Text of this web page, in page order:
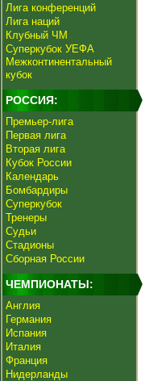
Лига конференций
Лига наций
Клубный ЧМ
Суперкубок УЕФА
Межконтинентальный
кубок
РОССИЯ:
Премьер-лига
Первая лига
Вторая лига
Кубок России
Календарь
Бомбардиры
Суперкубок
Тренеры
Судьи
Стадионы
Сборная России
ЧЕМПИОНАТЫ:
Англия
Германия
Испания
Италия
Франция
Нидерланды